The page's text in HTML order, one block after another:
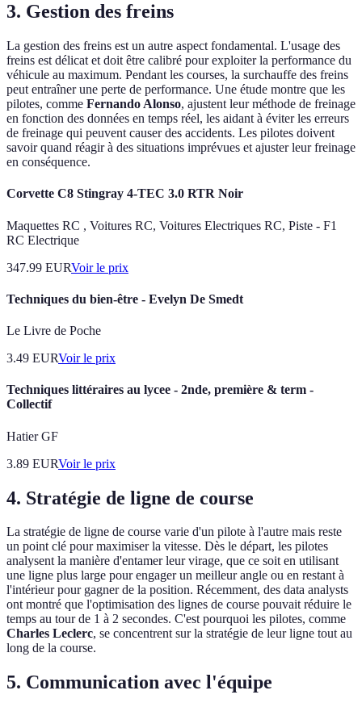
3. Gestion des freins
La gestion des freins est un autre aspect fondamental. L'usage des
freins est délicat et doit être calibré pour exploiter la performance du
véhicule au maximum. Pendant les courses, la surchauffe des freins
peut entraîner une perte de performance. Une étude montre que les
pilotes, comme Fernando Alonso, ajustent leur méthode de freinage
en fonction des données en temps réel, les aidant à éviter les erreurs
de freinage qui peuvent causer des accidents. Les pilotes doivent
savoir quand réagir à des situations imprévues et ajuster leur freinage
en conséquence.
Corvette C8 Stingray 4-TEC 3.0 RTR Noir
Maquettes RC , Voitures RC, Voitures Electriques RC, Piste - F1
RC Electrique
347.99 EURVoir le prix
Techniques du bien-être - Evelyn De Smedt
Le Livre de Poche
3.49 EURVoir le prix
Techniques littéraires au lycee - 2nde, première & term -
Collectif
Hatier GF
3.89 EURVoir le prix
4. Stratégie de ligne de course
La stratégie de ligne de course varie d'un pilote à l'autre mais reste
un point clé pour maximiser la vitesse. Dès le départ, les pilotes
analysent la manière d'entamer leur virage, que ce soit en utilisant
une ligne plus large pour engager un meilleur angle ou en restant à
l'intérieur pour gagner de la position. Récemment, des data analysts
ont montré que l'optimisation des lignes de course pouvait réduire le
temps au tour de 1 à 2 secondes. C'est pourquoi les pilotes, comme
Charles Leclerc, se concentrent sur la stratégie de leur ligne tout au
long de la course.
5. Communication avec l'équipe